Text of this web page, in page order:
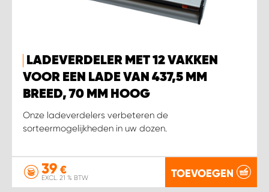
LADEVERDELER MET 12 VAKKEN
VOOR EEN LADE VAN 437,5 MM
BREED, 70 MM HOOG
Onze ladeverdelers verbeteren de
sorteermogelijkheden in uw dozen.
39 €
EXCL. 21 % BTW TOEVOEGEN